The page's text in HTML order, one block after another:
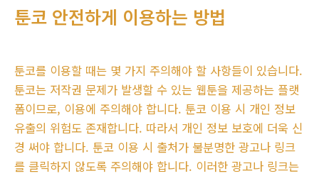
툰코 안전하게 이용하는 방법
툰코를 이용할 때는 몇 가지 주의해야 할 사항들이 있습니다.
툰코는 저작권 문제가 발생할 수 있는 웹툰을 제공하는 플랫
폼이므로, 이용에 주의해야 합니다. 툰코 이용 시 개인 정보
유출의 위험도 존재합니다. 따라서 개인 정보 보호에 더욱 신
경 써야 합니다. 툰코 이용 시 출처가 불분명한 광고나 링크
를 클릭하지 않도록 주의해야 합니다. 이러한 광고나 링크는